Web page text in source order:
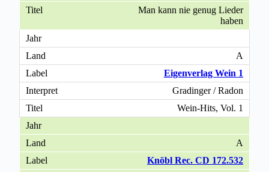
Man kann nie genug Lieder
haben
A
Eigenverlag Wein 1
Gradinger / Radon
Wein-Hits, Vol. 1
A
Knöbl Rec. CD 172.532